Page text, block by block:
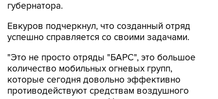
губернатора.
Евкуров подчеркнул, что созданный отряд
успешно справляется со своими задачами.
"Это не просто отряды "БАРС", это большое
количество мобильных огневых групп,
которые сегодня довольно эффективно
противодействуют средствам воздушного